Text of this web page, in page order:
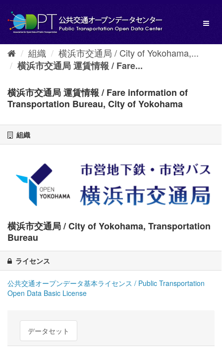
し
組織
横浜市交通局 / City of Yokohama,...
横浜市交通局 運賃情報 / Fare...
横浜市交通局 運賃情報 / Fare information of
Transportation Bureau, City of Yokohama
組織
横浜市交通局 / City of Yokohama, Transportation
Bureau
ライセンス
公共交通オープンデータ基本ライセンス / Public Transportation
Open Data Basic License
データセット